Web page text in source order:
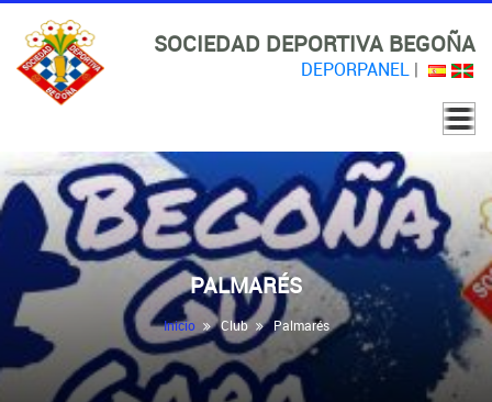
SOCIEDAD DEPORTIVA BEGOÑA
DEPORPANEL |
PALMARÉS
Inicio Club Palmarés